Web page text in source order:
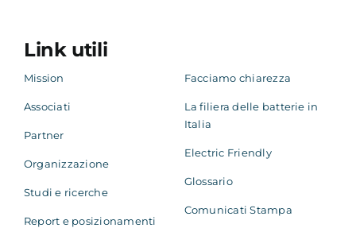
Link utili
Mission
Associati
Partner
Organizzazione
Studi e ricerche
Report e posizionamenti
Facciamo chiarezza
La filiera delle batterie in
Italia
Electric Friendly
Glossario
Comunicati Stampa